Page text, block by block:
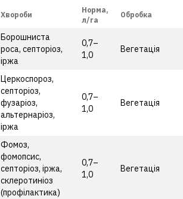
Хвороби
Норма,
л/га
Обробка
Борошниста
роса, септоріоз,
іржа
0,7–
1,0
Вегетація
Церкоспороз,
септоріоз,
фузаріоз,
альтернаріоз,
іржа
0,7–
1,0
Вегетація
Фомоз,
фомопсис,
септоріоз, іржа,
склеротиніоз
(профілактика)
0,7–
1,0
Вегетація